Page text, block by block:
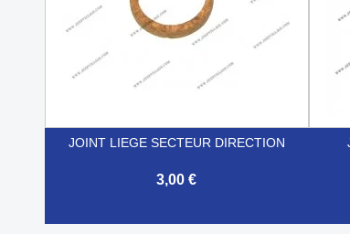
JOINT LIEGE SECTEUR DIRECTION
3,00 €